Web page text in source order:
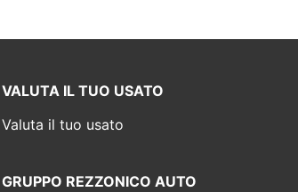
VALUTA IL TUO USATO
Valuta il tuo usato
GRUPPO REZZONICO AUTO